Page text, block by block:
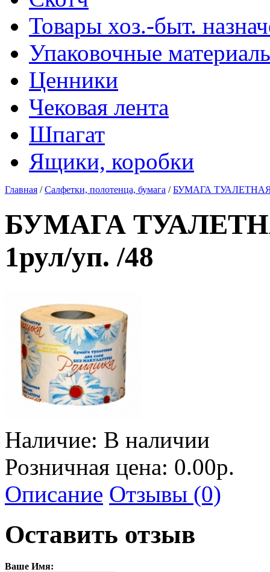
Товары хоз.-быт.
Упаковочные
Ценники
Чековая лента
Шпагат
Ящики, коробки
Главная /Салфетки, полотенца, бумага /БУМАГА ТУАЛЕТНАЯ
БУМАГА
1рул/уп. /48
Наличие: В наличии
Розничная цена: 0.00р.
Описание Отзывы (0)
Оставить отзыв
Ваше Имя: